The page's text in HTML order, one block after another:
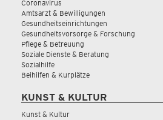
Coronavirus
Amtsarzt & Bewilligungen
Gesundheitseinrichtungen
Gesundheitsvorsorge & Forschung
Pflege & Betreuung
Soziale Dienste & Beratung
Sozialhilfe
Beihilfen & Kurplätze
KUNST & KULTUR
Kunst & Kultur